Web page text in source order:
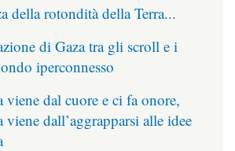
della rotondità della Terra...
di Gaza tra gli scroll e i
iperconnesso
viene dal cuore e ci fa onore,
viene dall’aggrapparsi alle idee